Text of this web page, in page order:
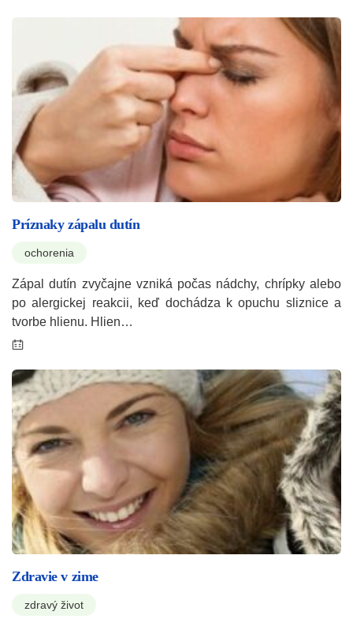
Príznaky zápalu dutín
ochorenia
Zápal dutín zvyčajne vzniká počas nádchy, chrípky alebo
po alergickej reakcii, keď dochádza k opuchu sliznice a
tvorbe hlienu. Hlien…
Zdravie v zime
zdravý život